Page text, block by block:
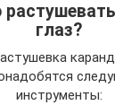
глаз?
инструменты: